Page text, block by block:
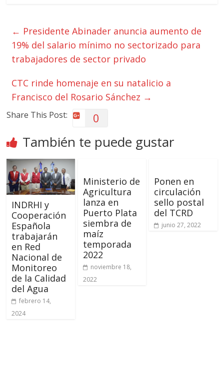
← Presidente Abinader anuncia aumento de
19% del salario mínimo no sectorizado para
trabajadores de sector privado
CTC rinde homenaje en su natalicio a
Francisco del Rosario Sánchez →
Share This Post: 0
También te puede gustar
INDRHI y
Cooperación
Española
trabajarán
en Red
Nacional de
Monitoreo
de la Calidad
del Agua
febrero 14,
2024
Ministerio de
Agricultura
lanza en
Puerto Plata
siembra de
maíz
temporada
2022
noviembre 18,
2022
Ponen en
circulación
sello postal
del TCRD
junio 27, 2022